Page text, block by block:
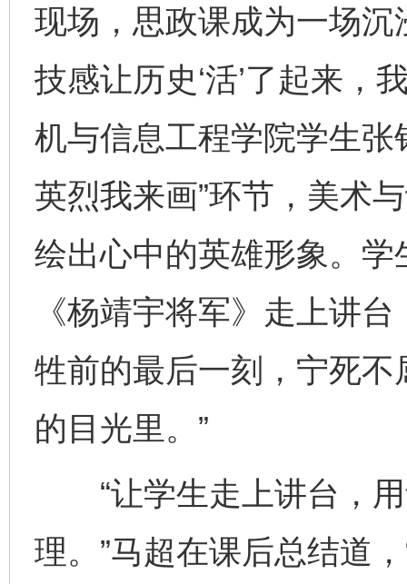
现场，思政课成为一场沉
技感让历史‘活’了起来，
机与信息工程学院学生张
英烈我来画”环节，美术
绘出心中的英雄形象。
《杨靖宇将军》走上讲
牲前的最后一刻，宁死
的目光里。”
“让学生走上讲台，用
理。”马超在课后总结道